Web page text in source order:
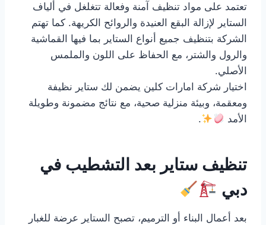
تعتمد على مواد تنظيف آمنة وفعالة تتغلغل في ألياف
الستاير لإزالة البقع العنيدة والروائح الكريهة. كما تهتم
الشركة بتنظيف جميع أنواع الستاير بما فيها القماشية
والرول والشتر، مع الحفاظ على اللون والملمس
الأصلي.
اختيار شركة امارات كلين يضمن لك ستاير نظيفة
ومعقمة، وبيئة منزلية صحية، مع نتائج مضمونة وطويلة
الأمد
.
تنظيف ستاير بعد التشطيب في
دبي
بعد أعمال البناء أو الترميم، تصبح الستاير عرضة للغبار